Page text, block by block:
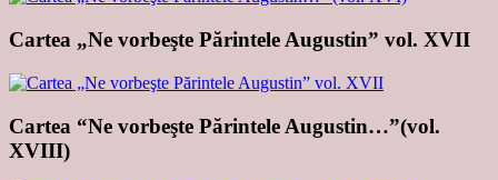
Cartea „Ne vorbeşte Părintele Augustin” vol. XVII
Cartea “Ne vorbeşte Părintele Augustin…”(vol.
XVIII)